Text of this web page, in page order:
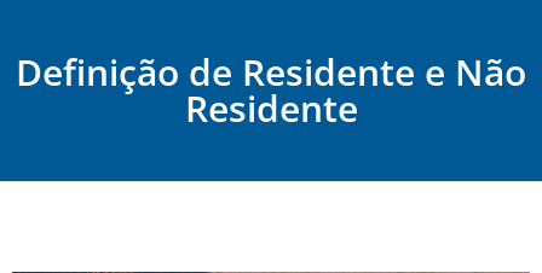
Definição de Residente e Não
Residente